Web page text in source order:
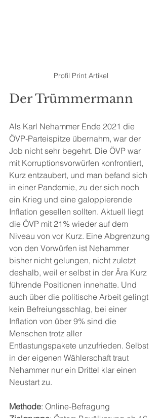
Profil Print Artikel
Der Trümmermann
Als Karl Nehammer Ende 2021 die
ÖVP-Parteispitze übernahm, war der
Job nicht sehr begehrt. Die ÖVP war
mit Korruptionsvorwürfen konfrontiert,
Kurz entzaubert, und man befand sich
in einer Pandemie, zu der sich noch
ein Krieg und eine galoppierende
Inflation gesellen sollten. Aktuell liegt
die ÖVP mit 21% wieder auf dem
Niveau von vor Kurz. Eine Abgrenzung
von den Vorwürfen ist Nehammer
bisher nicht gelungen, nicht zuletzt
deshalb, weil er selbst in der Ära Kurz
führende Positionen innehatte. Und
auch über die politische Arbeit gelingt
kein Befreiungsschlag, bei einer
Inflation von über 9% sind die
Menschen trotz aller
Entlastungspakete unzufrieden. Selbst
in der eigenen Wählerschaft traut
Nehammer nur ein Drittel klar einen
Neustart zu.
Methode: Online-Befragung